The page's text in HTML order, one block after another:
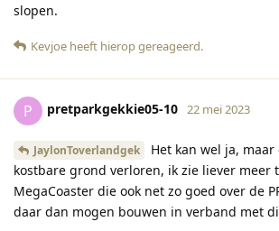
slopen.
Kevjoe heeft hierop gereageerd.
P pretparkgekkie05-10 22 mei 2023
JaylonToverlandgek
Het kan wel ja,
kostbare grond verloren, ik zie liever meer
MegaCoaster die ook net zo goed over de
daar dan mogen bouwen in verband met